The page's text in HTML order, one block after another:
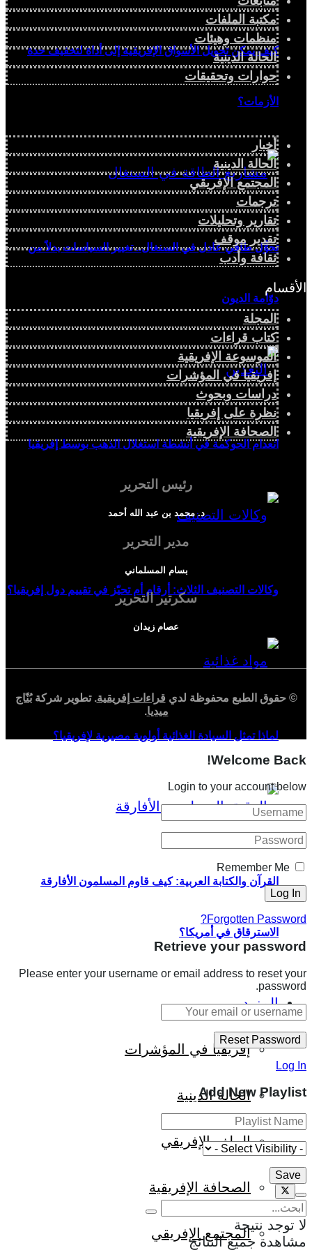
كيف يمكن تحويل الأسواق الإفريقية إلى أداة لتخفيف حدة
الأزمات؟
تحوُّل طاقي عادل في السنغال.. تغيير السياسات بدلاً من
دوّامة الديون
انعدام الحوكمة في أنشطة استغلال الذهب بوسط إفريقيا
وكالات التصنيف الثلاث: أرقام أم تحيّز في تقييم دول إفريقيا؟
لماذا تمثل السيادة الغذائية أولوية مصيرية لإفريقيا؟
القرآن والكتابة العربية: كيف قاوم المسلمون الأفارقة
الاسترقاق في أمريكا؟
المزيد
إفريقيا في المؤشرات
الحالة الدينية
الملف الإفريقي
الصحافة الإفريقية
المجتمع الإفريقي
مكتبة الملفات
منظمات وهيئات
الحالة الدينية
حوارات وتحقيقات
أخبار
الحالة الدينية
المجتمع الإفريقي
ترجمات
تقارير وتحليلات
تقدير موقف
ثقافة وأدب
الأقسام
المجلة
كتاب قراءات
الموسوعة الإفريقية
إفريقيا في المؤشرات
دراسات وبحوث
نظرة على إفريقيا
الصحافة الإفريقية
رئيس التحرير
د. محمد بن عبد الله أحمد
مدير التحرير
بسام المسلماني
سكرتير التحرير
عصام زيدان
© حقوق الطبع محفوظة لدي قراءات إفريقية. تطوير شركةبُنّاج
ميديا.
Welcome Back!
Login to your account below
Remember Me
Forgotten Password?
Retrieve your password
Please enter your username or email address to reset your
password.
Log In
Add New Playlist
لا توجد نتيجة
مشاهدة جميع النتائج